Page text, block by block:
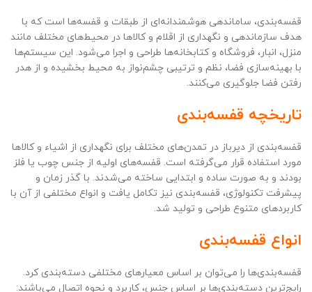
قفسه‌بندی، ساماندهی هوشمندانه‌ای از طبقات و قفسه‌ها است که با
هدف سازماندهی و نگهداری از اقلام و کالاها در محیط‌های مختلف مانند
منزل، انبار، فروشگاه و کتابخانه‌ها طراحی و اجرا می‌شود. این سیستم‌ها
با بهینه‌سازی فضا، نظم و ترتیبی چشم‌نواز به محیط بخشیده و از هدر
رفتن فضا جلوگیری می‌کنند.
تاریخچه قفسه‌بندی
قفسه‌بندی از دیرباز در تمدن‌های مختلف برای نگهداری از اشیاء و کالاها
مورد استفاده قرار می‌گرفته است. قفسه‌های اولیه از جنس چوب یا فلز
بودند و به صورت ساده و ابتدایی ساخته می‌شدند. با گذر زمان و
پیشرفت تکنولوژی، قفسه‌بندی نیز تکامل یافت و انواع مختلفی از آن با
کاربردهای متنوع طراحی و تولید شد.
انواع قفسه‌بندی
قفسه‌بندی‌ها را می‌توان بر اساس معیارهای مختلفی دسته‌بندی کرد.
رایج‌ترین دسته‌بندی‌ها بر اساس جنس، کاربرد و نحوه اتصال می‌باشند: